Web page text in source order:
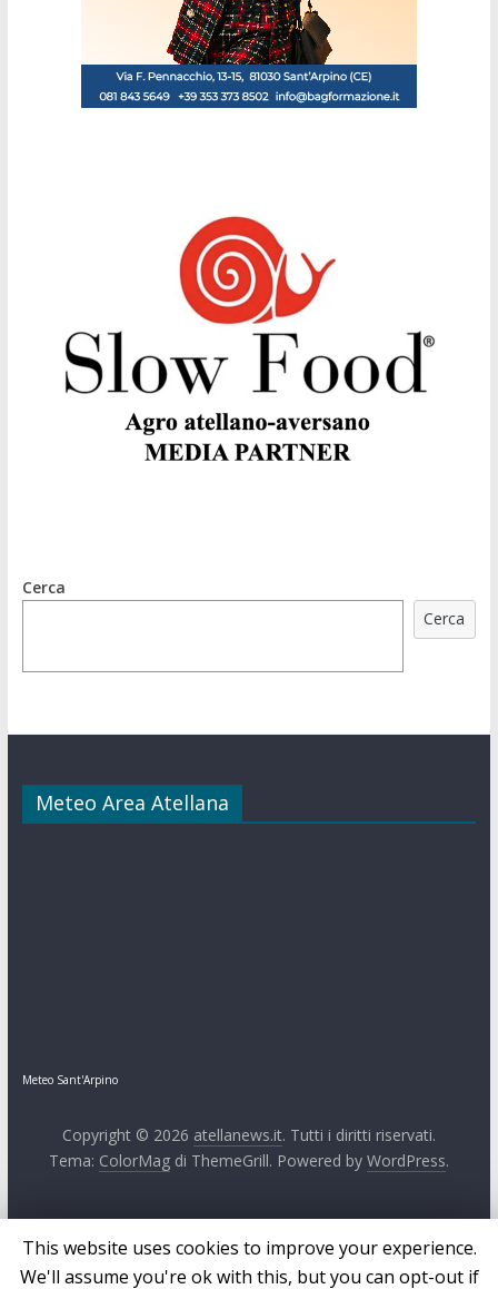
Cerca
Cerca
Meteo Area Atellana
Meteo Sant'Arpino
Copyright © 2026 atellanews.it. Tutti i diritti riservati.
Tema: ColorMagdi ThemeGrill. Powered by WordPress.
This website uses cookies to improve your experience.
We'll assume you're ok with this, but you can opt-out if